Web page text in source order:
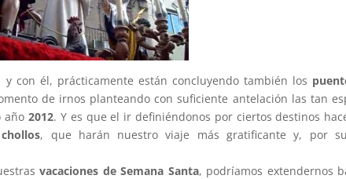
y con él, prácticamente están concluyendo también los
de irnos planteando con suficiente antelación las tan
año2012. Y es que el ir definiéndonos por ciertos destinos
, que harán nuestro viaje más gratificante y, por
vacaciones de Semana Santa, podríamos extendernos